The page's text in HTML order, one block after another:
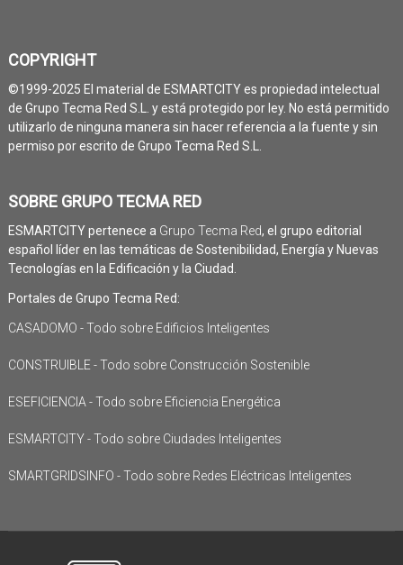
COPYRIGHT
©1999-2025 El material de ESMARTCITY es propiedad intelectual
de Grupo Tecma Red S.L. y está protegido por ley. No está permitido
utilizarlo de ninguna manera sin hacer referencia a la fuente y sin
permiso por escrito de Grupo Tecma Red S.L.
SOBRE GRUPO TECMA RED
ESMARTCITY pertenece a Grupo Tecma Red, el grupo editorial
español líder en las temáticas de Sostenibilidad, Energía y Nuevas
Tecnologías en la Edificación y la Ciudad.
Portales de Grupo Tecma Red:
CASADOMO - Todo sobre Edificios Inteligentes
CONSTRUIBLE - Todo sobre Construcción Sostenible
ESEFICIENCIA - Todo sobre Eficiencia Energética
ESMARTCITY - Todo sobre Ciudades Inteligentes
SMARTGRIDSINFO - Todo sobre Redes Eléctricas Inteligentes